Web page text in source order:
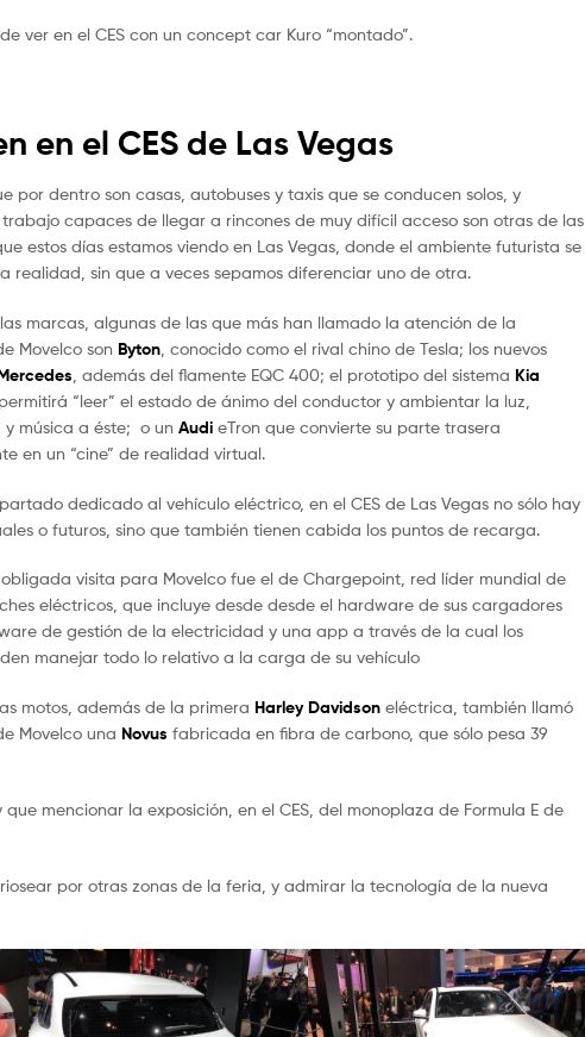
ver en el CES con un concept car Kuro “montado”.
en el CES de Las Vegas
por dentro son casas, autobuses y taxis que se conducen solos, y
capaces de llegar a rincones de muy difícil acceso son otras de las
estos días estamos viendo en Las Vegas, donde el ambiente futurista se
realidad, sin que a veces sepamos diferenciar uno de otra.
marcas, algunas de las que más han llamado la atención de la
Movelco son Byton , conocido como el rival chino de Tesla; los nuevos
, además del flamente EQC 400; el prototipo del sistema Kia
permitirá “leer” el estado de ánimo del conductor y ambientar la luz,
música a éste; o un Audi eTron que convierte su parte trasera
en un “cine” de realidad virtual.
dedicado al vehículo eléctrico, en el CES de Las Vegas no sólo hay
o futuros, sino que también tienen cabida los puntos de recarga.
visita para Movelco fue el de Chargepoint, red líder mundial de
eléctricos, que incluye desde desde el hardware de sus cargadores
de gestión de la electricidad y una app a través de la cual los
manejar todo lo relativo a la carga de su vehículo
motos, además de la primera Harley Davidson eléctrica, también llamó
Movelco una Novus fabricada en fibra de carbono, que sólo pesa 39
que mencionar la exposición, en el CES, del monoplaza de Formula E de
por otras zonas de la feria, y admirar la tecnología de la nueva